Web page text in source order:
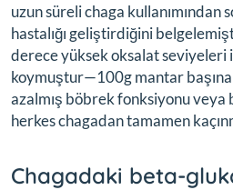
uzun süreli chaga kullanımından
hastalığı geliştirdiğini
derece yüksek oksalat
koymuştur—100g mantar başına
azalmış böbrek fonksiyonu veya
herkes chagadan tamamen
Chagadaki beta-